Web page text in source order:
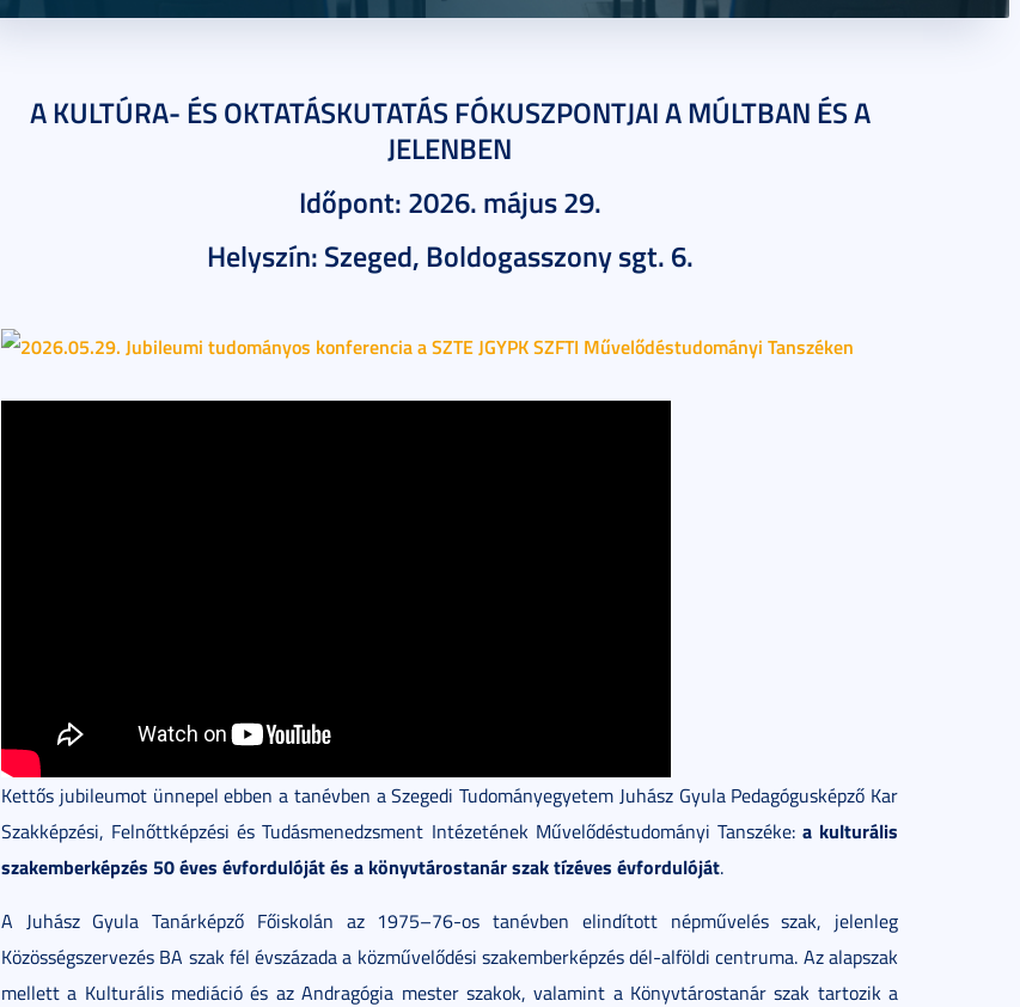
A KULTÚRA- ÉS OKTATÁSKUTATÁS FÓKUSZPONTJAI A MÚLTBAN ÉS A
JELENBEN
Időpont: 2026. május 29.
Helyszín: Szeged, Boldogasszony sgt. 6.
Kettős jubileumot ünnepel ebben a tanévben a Szegedi Tudományegyetem Juhász Gyula Pedagógusképző Kar
Szakképzési, Felnőttképzési és Tudásmenedzsment Intézetének Művelődéstudományi Tanszéke: a kulturális
szakemberképzés 50 éves évfordulóját és a könyvtárostanár szak tízéves évfordulóját.
A Juhász Gyula Tanárképző Főiskolán az 1975–76-os tanévben elindított népművelés szak, jelenleg
Közösségszervezés BA szak fél évszázada a közművelődési szakemberképzés dél-alföldi centruma. Az alapszak
mellett a Kulturális mediáció és az Andragógia mester szakok, valamint a Könyvtárostanár szak tartozik a